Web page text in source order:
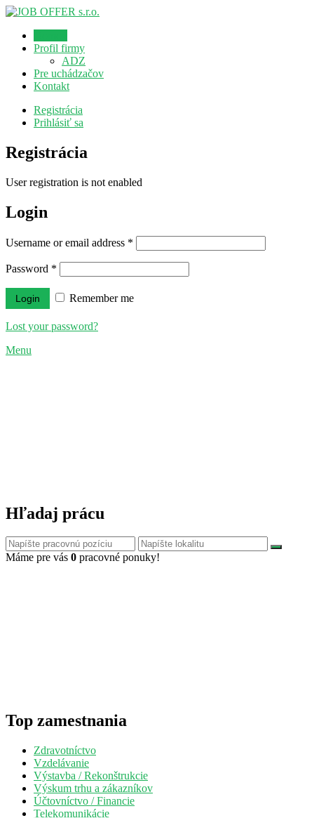
Profil firmy
ADZ
Pre uchádzačov
Kontakt
Registrácia
Prihlásiť sa
Registrácia
User registration is not enabled
Login
Username or email address *
Password *
Remember me
Lost your password?
Menu
Hľadaj prácu
Máme pre vás 0 pracovné ponuky!
Top zamestnania
Zdravotníctvo
Vzdelávanie
Výstavba / Rekonštrukcie
Výskum trhu a zákazníkov
Účtovníctvo / Financie
Telekomunikácie